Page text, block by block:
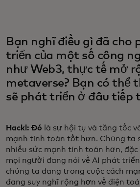
Bạn nghĩ điều gì đã cho
triển của một số công
như Web3, thực tế mở
metaverse? Bạn có thể
sẽ phát triển ở đâu tiếp
Hackl: Đó là sự hội tụ và tăng tốc
mạnh tính toán tốt hơn. Chúng ta
nhiều sức mạnh tính toán hơn, đặc
mọi người đang nói về AI phát
chúng ta đang trong cuộc cách
đang suy nghĩ rộng hơn về điện